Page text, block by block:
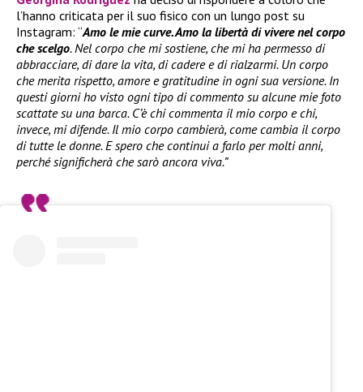
l’hanno criticata per il suo fisico con un lungo post su
Instagram: “Amo le mie curve. Amo la libertà di vivere nel corpo
che scelgo. Nel corpo che mi sostiene, che mi ha permesso di
abbracciare, di dare la vita, di cadere e di rialzarmi. Un corpo
che merita rispetto, amore e gratitudine in ogni sua versione. In
questi giorni ho visto ogni tipo di commento su alcune mie foto
scattate su una barca. C’è chi commenta il mio corpo e chi,
invece, mi difende. Il mio corpo cambierà, come cambia il corpo
di tutte le donne. E spero che continui a farlo per molti anni,
perché significherà che sarò ancora viva.”